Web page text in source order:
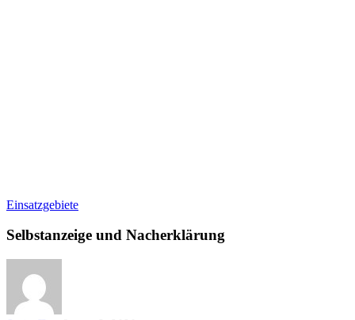
EinsatzgebieteSelbstanzeige
Nacherklärung
Selbstanzeige und Nacherklärung